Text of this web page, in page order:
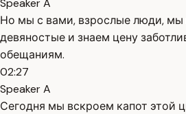
Speaker A
Но мы с вами, взрослые люди, мы
девяностые и знаем цену
обещаниям.
02:27
Speaker A
Сегодня мы вскроем капот этой